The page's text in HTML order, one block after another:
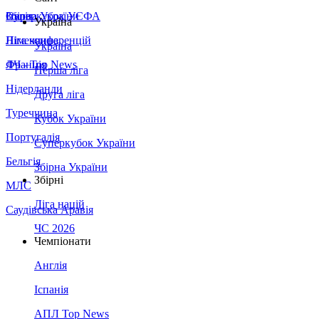
Збірна України
Італія
Німеччина
Франція
Нідерланди
Туреччина
Португалія
Бельгія
МЛС
Саудівська Аравія
Суперкубок УЄФА
Ліга конференцій
ЛЧ - Top News
Україна
Україна
Перша ліга
Друга ліга
Кубок України
Суперкубок України
Збірна України
Збірні
Ліга націй
ЧС 2026
Чемпіонати
Англія
Іспанія
АПЛ Top News